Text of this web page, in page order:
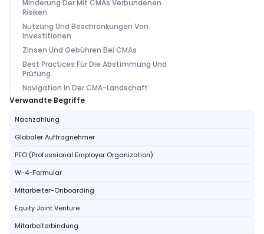
Minderung Der Mit CMAs Verbundenen
Risiken
Nutzung Und Beschränkungen Von
Investitionen
Zinsen Und Gebühren Bei CMAs
Best Practices Für Die Abstimmung Und
Prüfung
Navigation In Der CMA-Landschaft
Verwandte Begriffe
Nachzahlung
Globaler Auftragnehmer
PEO (Professional Employer Organization)
W-4-Formular
Mitarbeiter-Onboarding
Equity Joint Venture
Mitarbeiterbindung